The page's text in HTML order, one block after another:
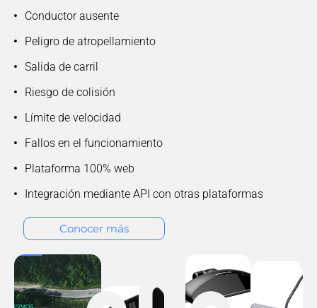
Conductor ausente
Peligro de atropellamiento
Salida de carril
Riesgo de colisión
Límite de velocidad
Fallos en el funcionamiento
Plataforma 100% web
Integración mediante API con otras plataformas
Conocer más